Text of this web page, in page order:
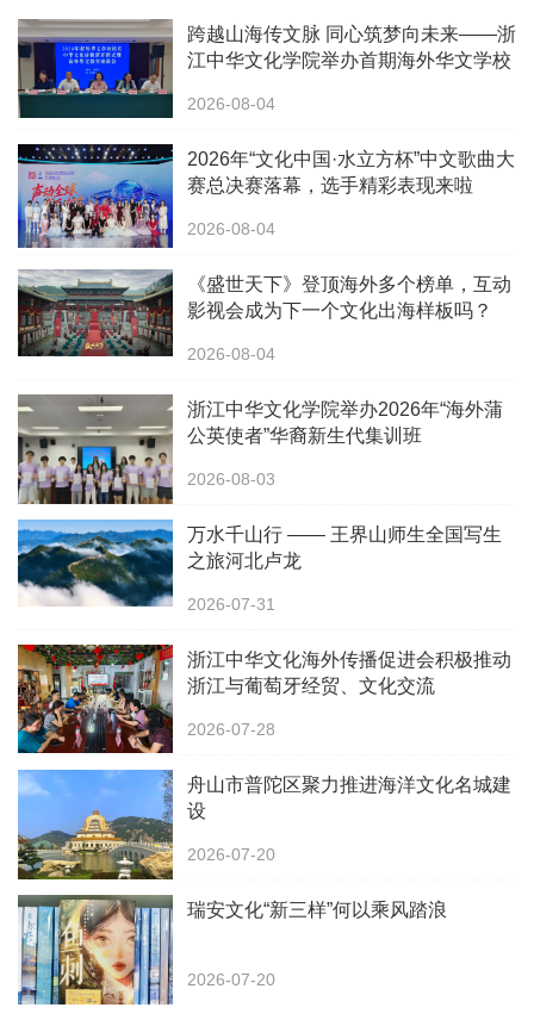
跨越山海传文脉 同心筑梦向未来——浙
江中华文化学院举办首期海外华文学校
2026-08-04
2026年“文化中国·水立方杯”中文歌曲大
赛总决赛落幕，选手精彩表现来啦
2026-08-04
《盛世天下》登顶海外多个榜单，互动
影视会成为下一个文化出海样板吗？
2026-08-04
浙江中华文化学院举办2026年“海外蒲
公英使者”华裔新生代集训班
2026-08-03
万水千山行 —— 王界山师生全国写生
之旅河北卢龙
2026-07-31
浙江中华文化海外传播促进会积极推动
浙江与葡萄牙经贸、文化交流
2026-07-28
舟山市普陀区聚力推进海洋文化名城建
设
2026-07-20
瑞安文化“新三样”何以乘风踏浪
2026-07-20